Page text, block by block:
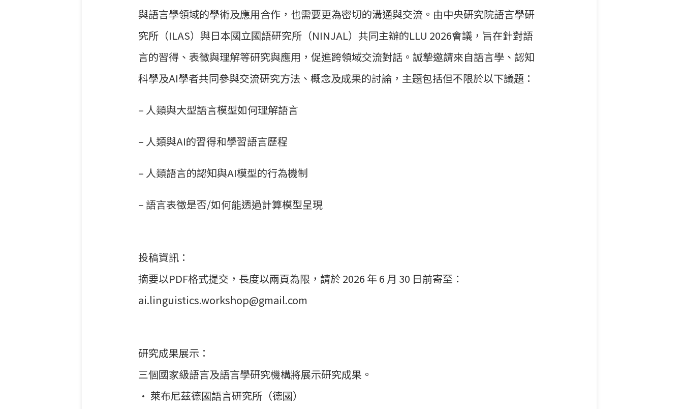
與語言學領域的學術及應用合作，也需要更為密切的溝通與交流。由中央研究院語言學研
究所 （ILAS）與日本國立國語研究所（NINJAL）共同主辦的LLU 2026會議，旨在針對語
言的習得、表徵與理解等研究與應用，促進跨領域交流對話。誠摯邀請來自語言學、認知
科學及AI學者共同參與交流研究方法、概念及成果的討論，主題包括但不限於以下議題：
– 人類與大型語言模型如何理解語言
– 人類與AI的習得和學習語言歷程
– 人類語言的認知與AI模型的行為機制
– 語言表徵是否/如何能透過計算模型呈現
投稿資訊：
摘要以PDF格式提交，長度以兩頁為限，請於 2026 年 6 月 30 日前寄至：
ai.linguistics.workshop@gmail.com
研究成果展示：
三個國家級語言及語言學研究機構將展示研究成果。
• 萊布尼茲德國語言研究所（德國）